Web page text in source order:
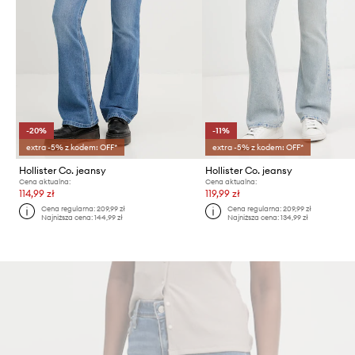
-20%
extra -5% z kodem: OFF*
Hollister Co. jeansy
Cena aktualna:
114,99 zł
Cena regularna:209,99 zł
Najniższa cena:144,99 zł
-11%
extra -5% z kodem: OFF*
Hollister Co. jeansy
Cena aktualna:
119,99 zł
Cena regularna: 209,99 zł
Najniższa cena: 134,99 zł